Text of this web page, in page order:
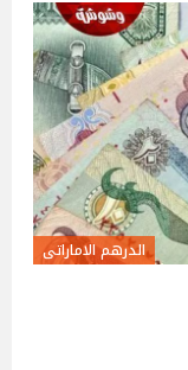
الدرهم الاماراتى